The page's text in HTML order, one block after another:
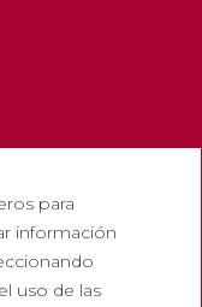
para
información
uso de las